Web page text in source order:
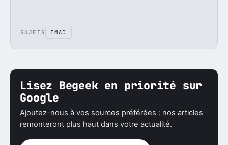
SUJETS IMAC
Lisez Begeek en priorité sur
Google
Ajoutez-nous à vos sources préférées : nos articles
remonteront plus haut dans votre actualité.